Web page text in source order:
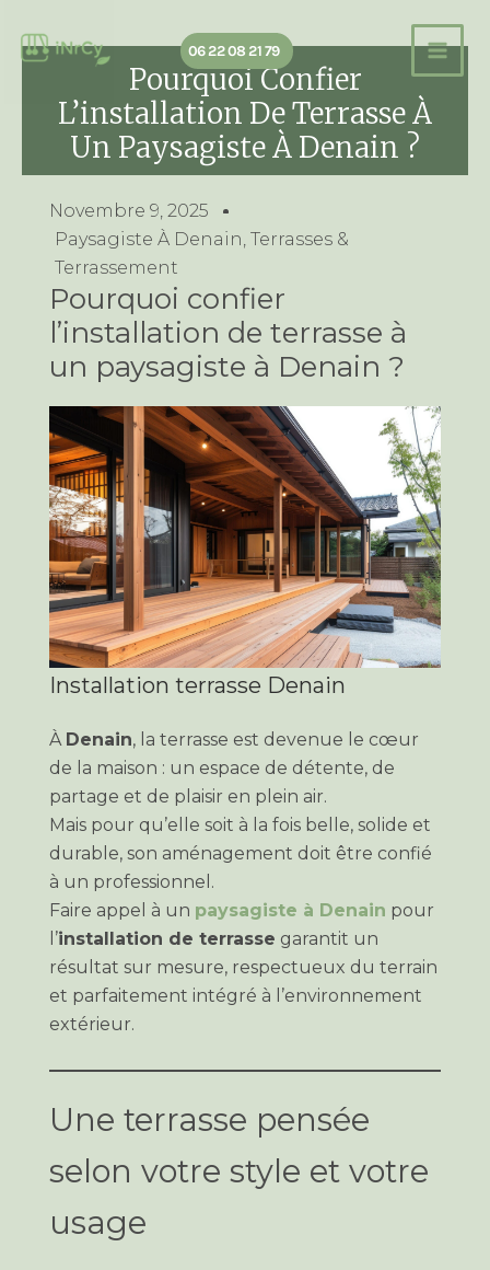
contenu
06 22 08 21 79
Pourquoi Confier
L’installation De Terrasse À
Un Paysagiste À Denain ?
Novembre 9, 2025
Paysagiste À Denain, Terrasses &
Terrassement
Pourquoi confier
l’installation de terrasse à
un paysagiste à Denain ?
Installation terrasse Denain
À Denain, la terrasse est devenue le cœur
de la maison : un espace de détente, de
partage et de plaisir en plein air.
Mais pour qu’elle soit à la fois belle, solide et
durable, son aménagement doit être confié
à un professionnel.
Faire appel à un paysagiste à Denain pour
l’installation de terrasse garantit un
résultat sur mesure, respectueux du terrain
et parfaitement intégré à l’environnement
extérieur.
Une terrasse pensée
selon votre style et votre
usage